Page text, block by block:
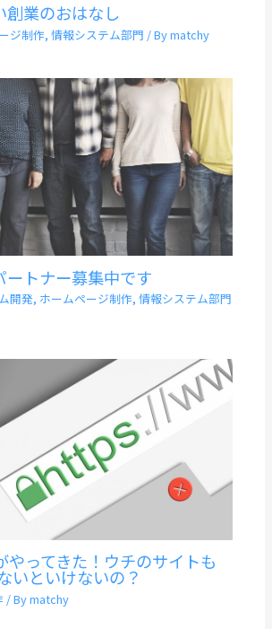
創業のおはなし
ジ制作,情報システム部門 / Bymatchy
ートナー募集中です
開発, ホームページ制作,情報システム部門
やってきた！ウチのサイトも
いといけないの？
/ Bymatchy